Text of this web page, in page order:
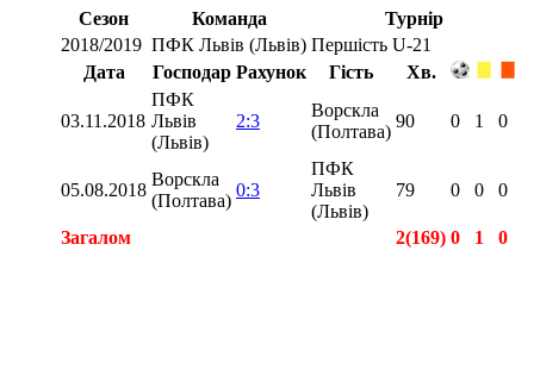
Сезон Команда
Турнір
2018/2019 ПФК Львів (Львів) Першість U-21
Дата
Господар Рахунок Гість Хв.
03.11.2018
ПФК
Львів
(Львів)
2:3
Ворскла
(Полтава)
90 0 1 0
05.08.2018
Ворскла
(Полтава)
0:3
ПФК
Львів
(Львів)
79 0 0 0
Загалом 2(169) 0 1
0